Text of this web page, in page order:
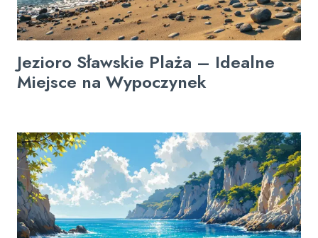
Jezioro Sławskie Plaża – Idealne
Miejsce na Wypoczynek